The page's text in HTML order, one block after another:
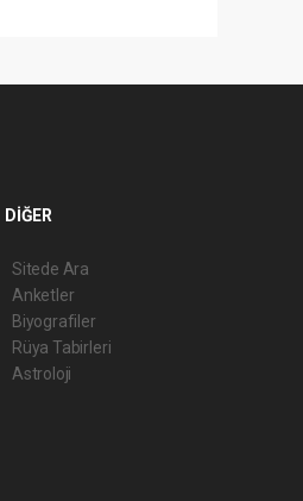
DİĞER
Sitede Ara
Anketler
Biyografiler
Rüya Tabirleri
Astroloji